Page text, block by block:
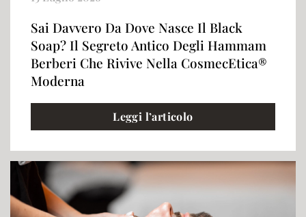
Sai Davvero Da Dove Nasce Il Black
Soap? Il Segreto Antico Degli Hammam
Berberi Che Rivive Nella CosmecEtica®
Moderna
Leggi l’articolo